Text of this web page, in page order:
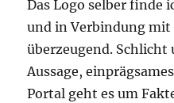
Das Logo selber finde
und in Verbindung mit
überzeugend. Schlicht
Aussage,
Portal geht es um